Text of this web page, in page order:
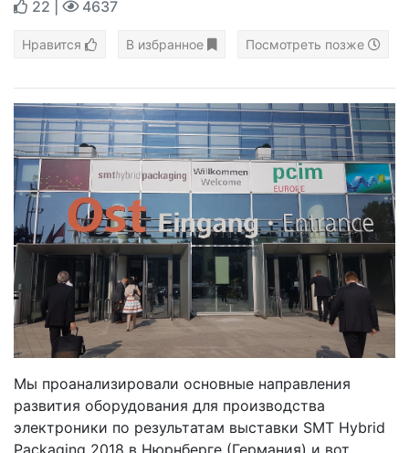
22 4637
Нравится В избранное Посмотреть позже
Мы проанализировали основные направления
развития оборудования для производства
электроники по результатам выставки SMT Hybrid
Packaging 2018 в Нюрнберге (Германия) и вот